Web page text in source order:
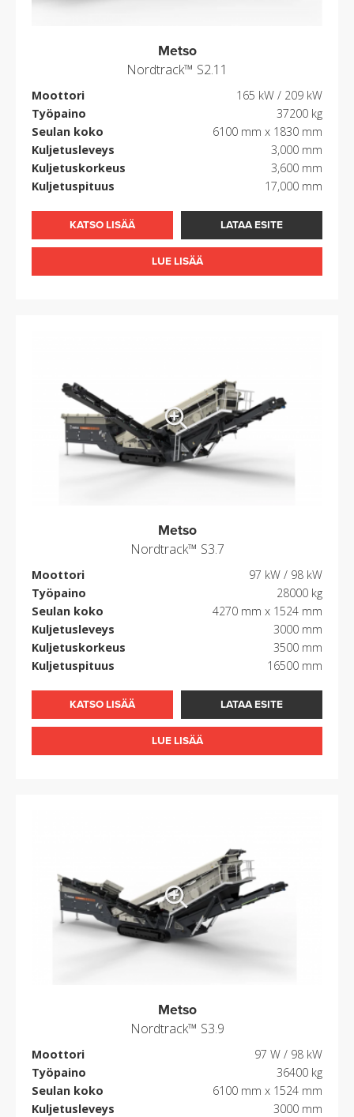
Metso
Nordtrack™ S2.11
Moottori
165 kW / 209 kW
Työpaino
37200 kg
Seulan koko
6100 mm x 1830 mm
Kuljetusleveys
3,000 mm
Kuljetuskorkeus
3,600 mm
Kuljetuspituus
17,000 mm
KATSO LISÄÄ LATAA ESITE
LUE LISÄÄ
Metso
Nordtrack™ S3.7
Moottori
97 kW / 98 kW
Työpaino
28000 kg
Seulan koko
4270 mm x 1524 mm
Kuljetusleveys
3000 mm
Kuljetuskorkeus
3500 mm
Kuljetuspituus
16500 mm
KATSO LISÄÄ LATAA ESITE
LUE LISÄÄ
Metso
Nordtrack™ S3.9
Moottori
97 W / 98 kW
Työpaino
36400 kg
Seulan koko
6100 mm x 1524 mm
Kuljetusleveys
3000 mm